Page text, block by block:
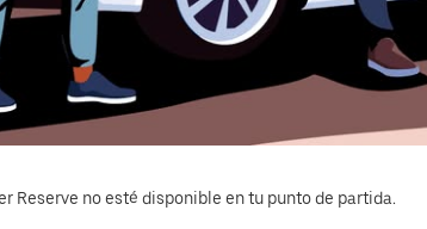
Reserve no esté disponible en tu punto de partida.